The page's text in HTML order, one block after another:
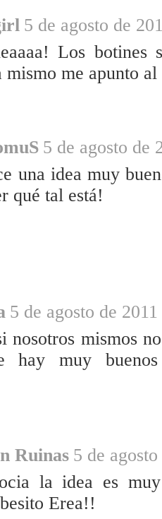
5 de agosto de
Los
me apunto al
5 de agosto de
una idea muy
qué tal está!
5 de agosto de
nosotros mismos
hay muy
Ruinas 5 de
la idea es
Erea!!